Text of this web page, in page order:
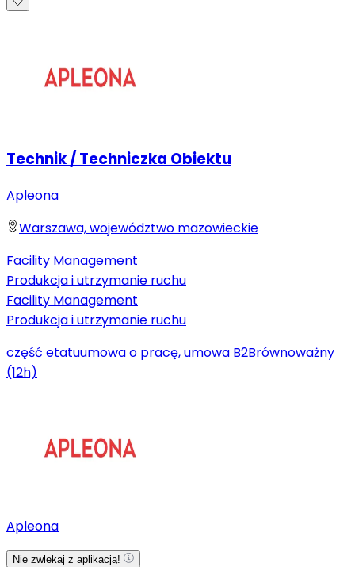
Technik / Techniczka Obiektu
Apleona
Warszawa, województwo mazowieckie
Facility Management
Produkcja i utrzymanie ruchu
Facility Management
Produkcja i utrzymanie ruchu
część etatuumowa o pracę, umowa B2Brównoważny
(12h)
Apleona
Nie zwlekaj z aplikacją!